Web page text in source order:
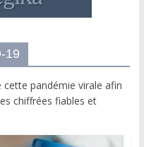
19
pandémie virale afin
chiffrées fiables et